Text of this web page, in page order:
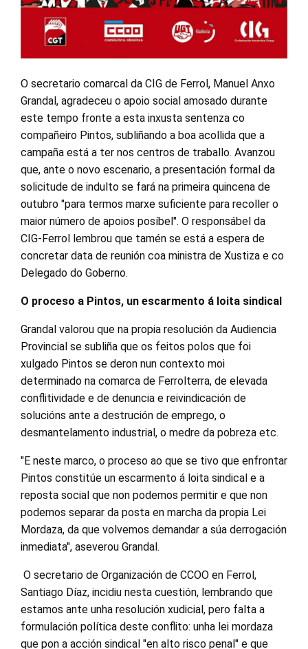
O secretario comarcal da CIG de Ferrol, Manuel Anxo
Grandal, agradeceu o apoio social amosado durante
este tempo fronte a esta inxusta sentenza co
compañeiro Pintos, subliñando a boa acollida que a
campaña está a ter nos centros de traballo. Avanzou
que, ante o novo escenario, a presentación formal da
solicitude de indulto se fará na primeira quincena de
outubro "para termos marxe suficiente para recoller o
maior número de apoios posíbel". O responsábel da
CIG-Ferrol lembrou que tamén se está a espera de
concretar data de reunión coa ministra de Xustiza e co
Delegado do Goberno.
O proceso a Pintos, un escarmento á loita sindical
Grandal valorou que na propia resolución da Audiencia
Provincial se subliña que os feitos polos que foi
xulgado Pintos se deron nun contexto moi
determinado na comarca de Ferrolterra, de elevada
conflitividade e de denuncia e reivindicación de
solucións ante a destrución de emprego, o
desmantelamento industrial, o medre da pobreza etc.
"E neste marco, o proceso ao que se tivo que enfrontar
Pintos constitúe un escarmento á loita sindical e a
reposta social que non podemos permitir e que non
podemos separar da posta en marcha da propia Lei
Mordaza, da que volvemos demandar a súa derrogación
inmediata", aseverou Grandal.
O secretario de Organización de CCOO en Ferrol,
Santiago Díaz, incidiu nesta cuestión, lembrando que
estamos ante unha resolución xudicial, pero falta a
formulación política deste conflito: unha lei mordaza
que pon a acción sindical "en alto risco penal" e que